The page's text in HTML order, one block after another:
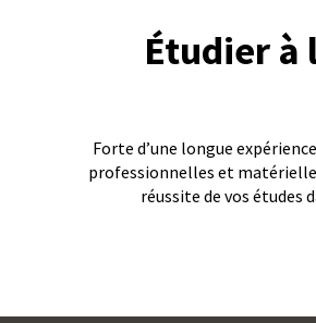
Étudier à
Forte d’une longue
professionnelles et
réussite de vos